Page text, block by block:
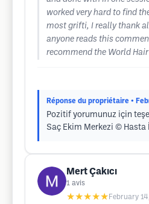
worked very hard to find
most grifti, I really thank
anyone reads this
recommend the World
Réponse du propriétaire •
Pozitif yorumunuz için
Saç Ekim Merkezi ©️
Mert Çakıcı
1 avis
★★★★★ February